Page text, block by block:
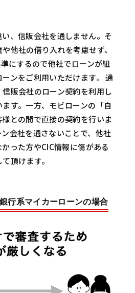
、信販会社を通しません。そ
他社の借り入れを考慮せず、
にするので他社でローンが組
ンをご利用いただけます。 通
販会社のローン契約を利用し
す。一方、モビローンの「自
との間で直接の契約を行いま
会社を通さないことで、他社
った方やCIC情報に傷がある
頂けます。
行系マイカーローンの場合